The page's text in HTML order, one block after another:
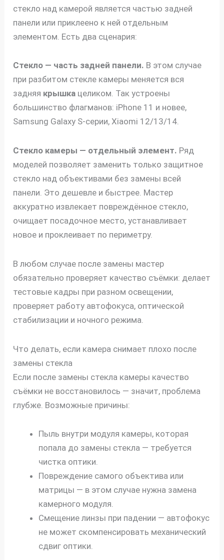
стекло над камерой является частью задней
панели или приклеено к ней отдельным
элементом. Есть два сценария:
Стекло — часть задней панели. В этом случае
при разбитом стекле камеры меняется вся
задняя крышка целиком. Так устроены
большинство флагманов: iPhone 11 и новее,
Samsung Galaxy S-серии, Xiaomi 12/13/14.
Стекло камеры — отдельный элемент. Ряд
моделей позволяет заменить только защитное
стекло над объективами без замены всей
панели. Это дешевле и быстрее. Мастер
аккуратно извлекает повреждённое стекло,
очищает посадочное место, устанавливает
новое и проклеивает по периметру.
В любом случае после замены мастер
обязательно проверяет качество съёмки: делает
тестовые кадры при разном освещении,
проверяет работу автофокуса, оптической
стабилизации и ночного режима.
Что делать, если камера снимает плохо после
замены стекла
Если после замены стекла камеры качество
съёмки не восстановилось — значит, проблема
глубже. Возможные причины:
Пыль внутри модуля камеры, которая
попала до замены стекла — требуется
чистка оптики.
Повреждение самого объектива или
матрицы — в этом случае нужна замена
камерного модуля.
Смещение линзы при падении — автофокус
не может скомпенсировать механический
сдвиг оптики.